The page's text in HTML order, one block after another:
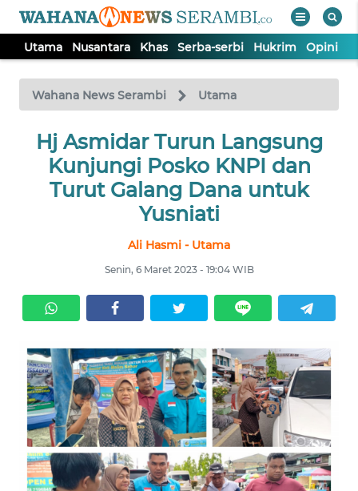
Utama Nusantara Khas Serba-serbi Hukrim Opini
Wahana News Serambi Utama
Hj Asmidar Turun Langsung
Kunjungi Posko KNPI dan
Turut Galang Dana untuk
Yusniati
Ali Hasmi - Utama
Senin, 6 Maret 2023 - 19:04 WIB
TV
Tutup
UTAMA
NUSANTARA
SERBI
OPINI
PERISTIWA
Informasi